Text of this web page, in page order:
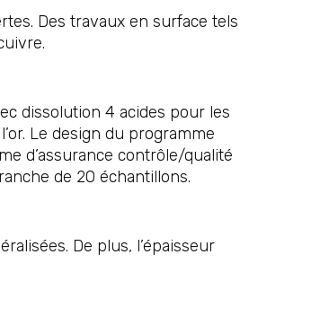
Des travaux en surface tels
dissolution 4 acides pour les
Le design du programme
d’assurance contrôle/qualité
de 20 échantillons.
De plus, l’épaisseur